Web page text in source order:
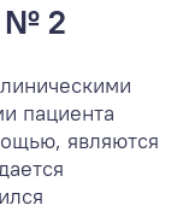
№ 2
пациента
являются